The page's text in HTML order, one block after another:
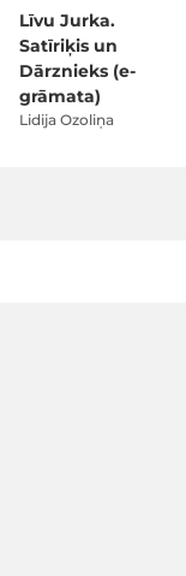
Līvu Jurka.
Satīriķis un
Dārznieks (e-
grāmata)
Lidija Ozoliņa